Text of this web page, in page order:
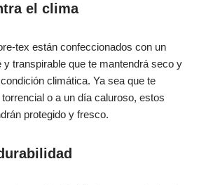
el clima
tex están confeccionados con un
y transpirable que te mantendrá seco y
climática. Ya sea que te
o a un día caluroso, estos
protegido y fresco.